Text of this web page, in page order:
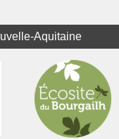
Aquitaine